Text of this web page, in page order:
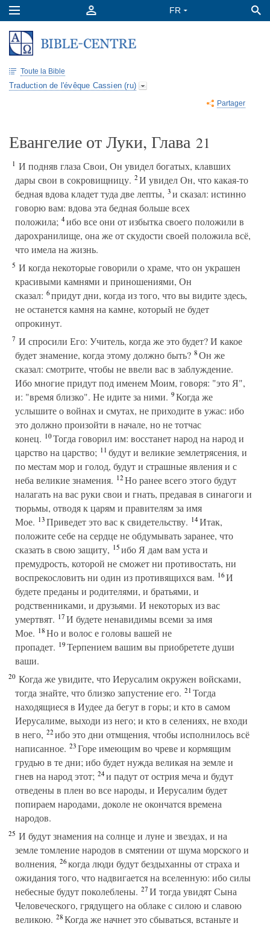
Toute la Bible
Traduction de l'évêque Cassien (ru)
Partager
Евангелие от Луки, Глава 21
1 И подняв глаза Свои, Он увидел богатых, клавших
дары свои в сокровищницу. 2И увидел Он, что какая-то
бедная вдова кладет туда две лепты, 3и сказал: истинно
говорю вам: вдова эта бедная больше всех
положила; 4ибо все они от избытка своего положили в
дарохранилище, она же от скудости своей положила всё,
что имела на жизнь.
5 И когда некоторые говорили о храме, что он украшен
красивыми камнями и приношениями, Он
сказал: 6придут дни, когда из того, что вы видите здесь,
не останется камня на камне, который не будет
опрокинут.
7 И спросили Его: Учитель, когда же это будет? И какое
будет знамение, когда этому должно быть? 8Он же
сказал: смотрите, чтобы не ввели вас в заблуждение.
Ибо многие придут под именем Моим, говоря: "это Я",
и: "время близко". Не идите за ними. 9Когда же
услышите о войнах и смутах, не приходите в ужас: ибо
это должно произойти в начале, но не тотчас
конец. 10Тогда говорил им: восстанет народ на народ и
царство на царство; 11будут и великие землетрясения, и
по местам мор и голод, будут и страшные явления и с
неба великие знамения. 12Но ранее всего этого будут
налагать на вас руки свои и гнать, предавая в синагоги и
тюрьмы, отводя к царям и правителям за имя
Мое. 13Приведет это вас к свидетельству. 14Итак,
положите себе на сердце не обдумывать заранее, что
сказать в свою защиту, 15ибо Я дам вам уста и
премудрость, которой не сможет ни противостать, ни
воспрекословить ни один из противящихся вам. 16И
будете преданы и родителями, и братьями, и
родственниками, и друзьями. И некоторых из вас
умертвят. 17И будете ненавидимы всеми за имя
Мое. 18Но и волос е головы вашей не
пропадет. 19Терпением вашим вы приобретете души
ваши.
20 Когда же увидите, что Иерусалим окружен войсками,
тогда знайте, что близко запустение его. 21Тогда
находящиеся в Иудее да бегут в горы; и кто в самом
Иерусалиме, выходи из него; и кто в селениях, не входи
в него, 22ибо это дни отмщения, чтобы исполнилось всё
написанное. 23Горе имеющим во чреве и кормящим
грудью в те дни; ибо будет нужда великая на земле и
гнев на народ этот; 24и падут от острия меча и будут
отведены в плен во все народы, и Иерусалим будет
попираем народами, доколе не окончатся времена
народов.
25 И будут знамения на солнце и луне и звездах, и на
земле томление народов в смятении от шума морского и
волнения, 26когда люди будут бездыханны от страха и
ожидания того, что надвигается на вселенную: ибо силы
небесные будут поколеблены. 27И тогда увидят Сына
Человеческого, грядущего на облаке с силою и славою
великою. 28Когда же начнет это сбываться, встаньте и